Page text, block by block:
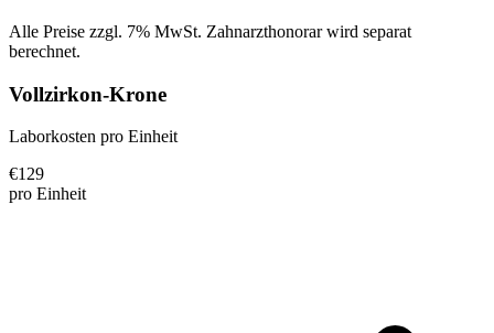
Alle Preise zzgl. 7% MwSt. Zahnarzthonorar wird separat
berechnet.
Vollzirkon-Krone
Laborkosten pro Einheit
€129
pro Einheit